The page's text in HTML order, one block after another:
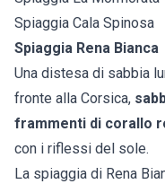
Spiaggia Cala Spinosa
Spiaggia Rena Bianca
Una distesa di sabbia
fronte alla Corsica,
frammenti di corallo
con i riflessi del sole.
La spiaggia di Rena